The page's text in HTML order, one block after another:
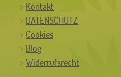
Kontakt
DATENSCHUTZ
Cookies
Blog
Widerrufsrecht